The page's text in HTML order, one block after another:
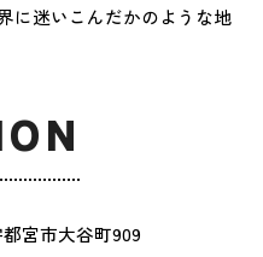
に迷いこんだかのような地
宮市大谷町909